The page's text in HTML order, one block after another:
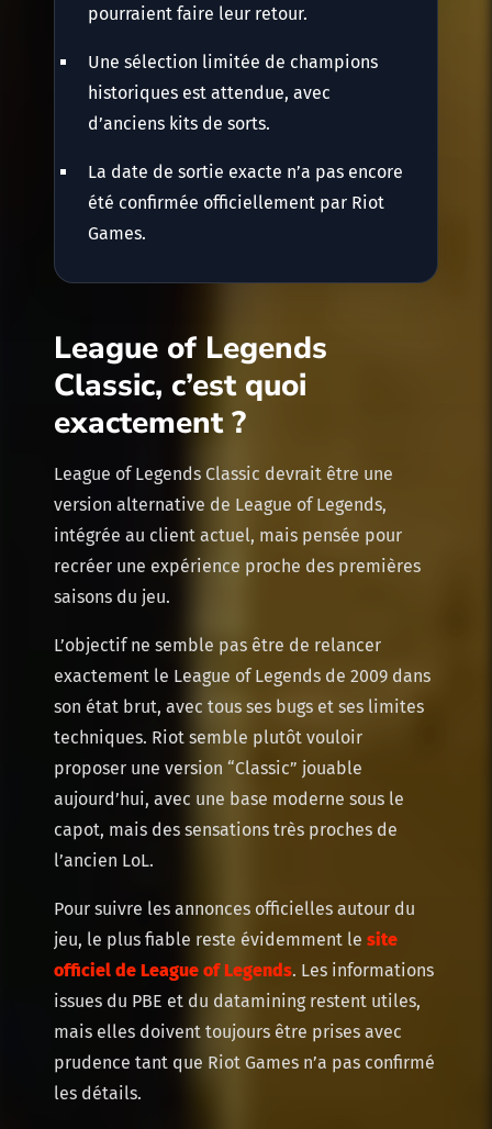
pourraient faire leur retour.
Une sélection limitée de champions
historiques est attendue, avec
d’anciens kits de sorts.
La date de sortie exacte n’a pas encore
été confirmée officiellement par Riot
Games.
League of Legends
Classic, c’est quoi
exactement ?
League of Legends Classic devrait être une
version alternative de League of Legends,
intégrée au client actuel, mais pensée pour
recréer une expérience proche des premières
saisons du jeu.
L’objectif ne semble pas être de relancer
exactement le League of Legends de 2009 dans
son état brut, avec tous ses bugs et ses limites
techniques. Riot semble plutôt vouloir
proposer une version “Classic” jouable
aujourd’hui, avec une base moderne sous le
capot, mais des sensations très proches de
l’ancien LoL.
Pour suivre les annonces officielles autour du
jeu, le plus fiable reste évidemment le site
officiel de League of Legends. Les informations
issues du PBE et du datamining restent utiles,
mais elles doivent toujours être prises avec
prudence tant que Riot Games n’a pas confirmé
les détails.